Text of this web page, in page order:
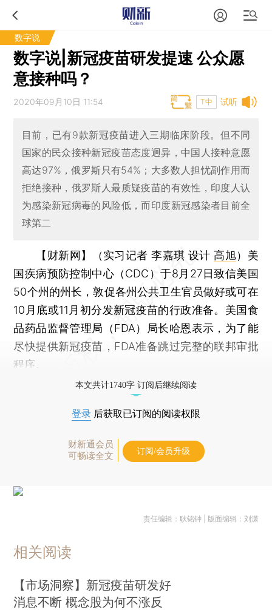
数字说
数字说|新冠疫苗研发提速 公众愿
意接种吗？
试听
2020年09月10日 11:54 T中
目前，已有9款新冠疫苗进入三期临床阶段。但不同
国家的民众接种新冠疫苗态度迥异，中国人接种意愿
高达97%，俄罗斯只有54%；大多数人担忧副作用而
拒绝接种，俄罗斯人最质疑疫苗的有效性，印度人认
为感染新冠病毒的风险低，而印度新冠感染者目前全
球第二
【财新网】（实习记者 李嘉琪 设计高旭） 美
国疾病预防控制中心（CDC）于8月27日致信美国
50个州的州长，敦促各州公共卫生官员做好或可在
10月底或11月初分发新冠疫苗的行政准备。美国食
品药品监督管理局（FDA）局长哈恩表示，为了能
尽快提供新冠疫苗，FDA准备跳过完整的联邦审批
程序。
本文共计1740字 订阅后继续阅读
登录 后获取已订阅的阅读权限
财新通会员
可畅读全文
订阅/会员升级
责任编辑：耿铭钟 | 版面编辑：刘潇
相关阅读
【市场洞察】新冠疫苗研发好
消息不断 概念股为何不涨反